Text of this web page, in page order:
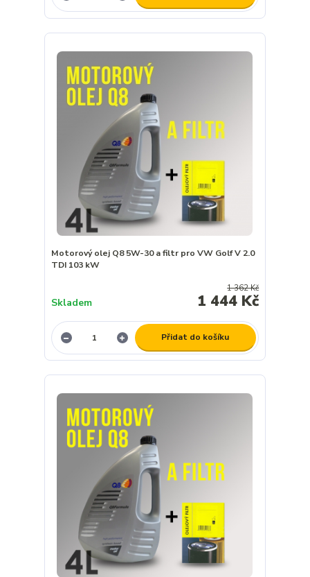
Motorový olej Q8 5W-30 a filtr pro VW Golf V 2.0
TDI 103 kW
1 362 Kč
1 444 Kč
Skladem
Přidat do košíku